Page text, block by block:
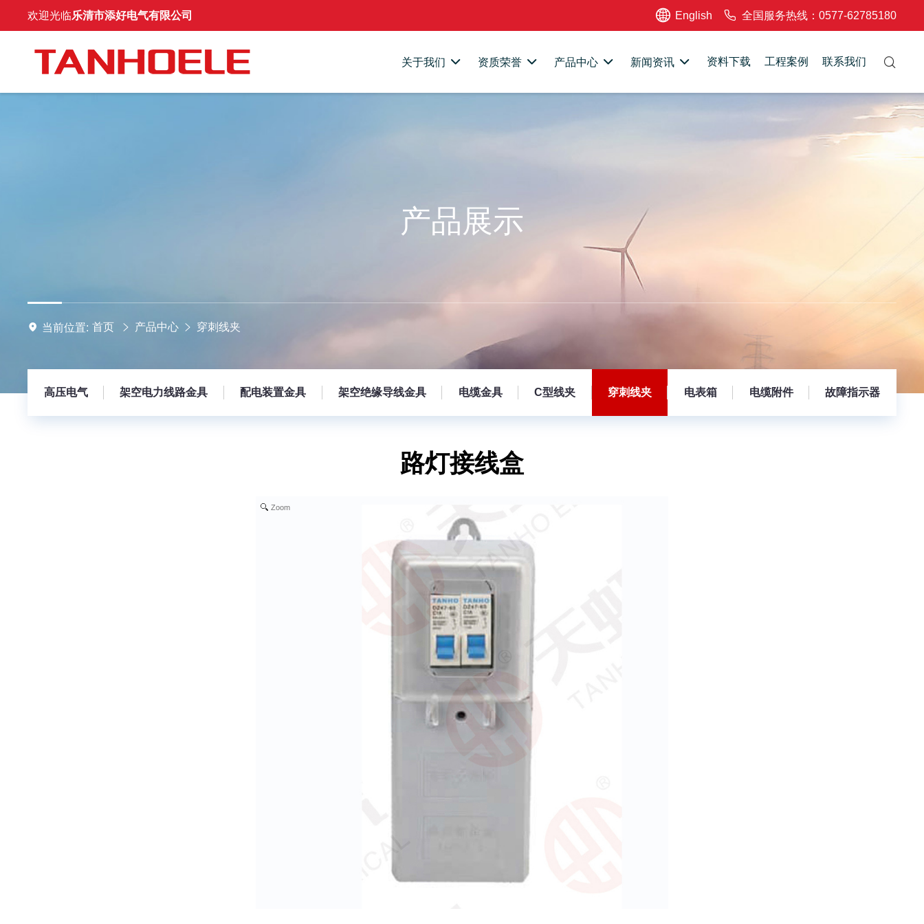
欢迎光临乐清市添好电气有限公司 English 全国服务热线：0577-62785180
关于我们 资质荣誉 产品中心 新闻资讯 资料下载 工程案例 联系我们
产品展示
当前位置: 首页 产品中心 穿刺线夹
高压电气 架空电力线路金具 配电装置金具 架空绝缘导线金具 电缆金具 C型线夹 穿刺线夹 电表箱 电缆附件 故障指示器
路灯接线盒
Zoom